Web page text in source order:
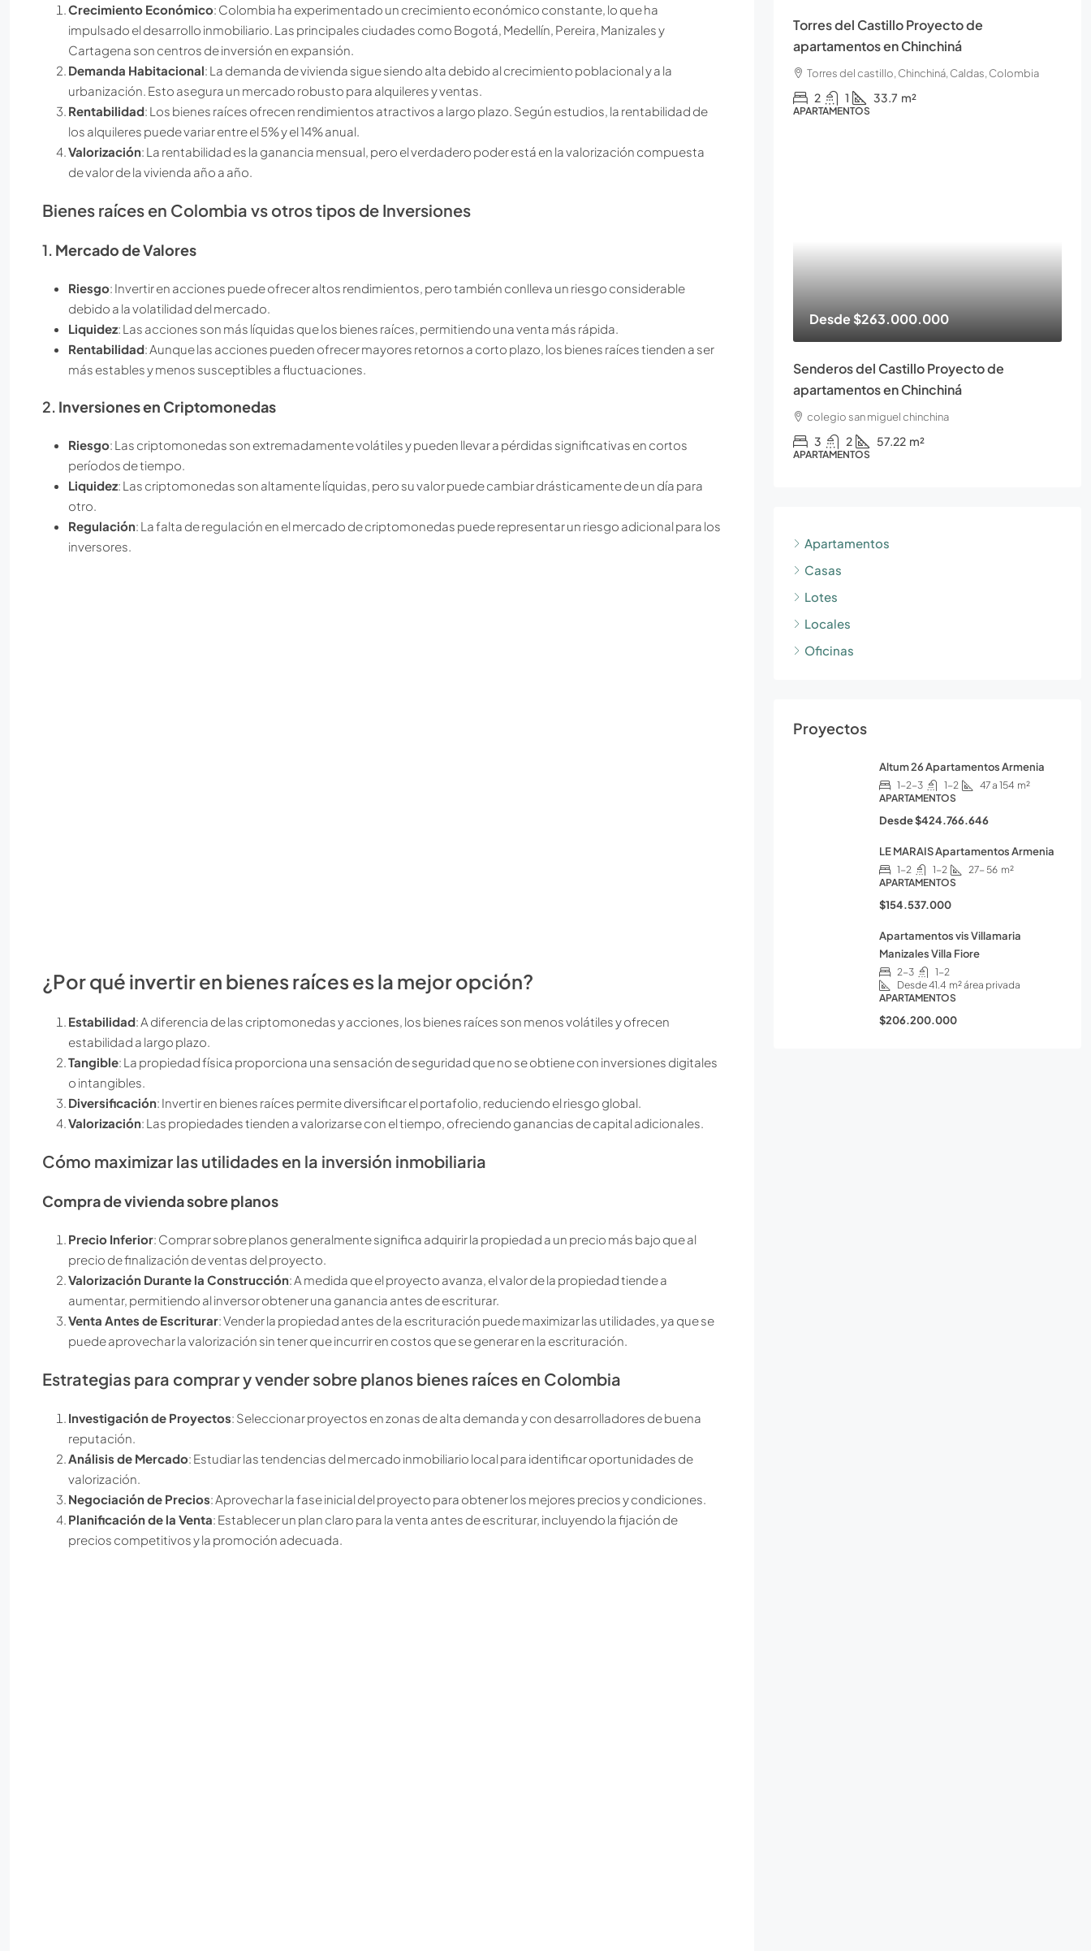
Crecimiento Económico: Colombia ha experimentado un crecimiento económico constante, lo que ha
impulsado el desarrollo inmobiliario. Las principales ciudades como Bogotá, Medellín, Pereira, Manizales y
Cartagena son centros de inversión en expansión.
Demanda Habitacional: La demanda de vivienda sigue siendo alta debido al crecimiento poblacional y a la
urbanización. Esto asegura un mercado robusto para alquileres y ventas.
Rentabilidad: Los bienes raíces ofrecen rendimientos atractivos a largo plazo. Según estudios, la rentabilidad de
los alquileres puede variar entre el 5% y el 14% anual.
Valorización: La rentabilidad es la ganancia mensual, pero el verdadero poder está en la valorización compuesta
de valor de la vivienda año a año.
Bienes raíces en Colombia vs otros tipos de Inversiones
1. Mercado de Valores
Riesgo: Invertir en acciones puede ofrecer altos rendimientos, pero también conlleva un riesgo considerable
debido a la volatilidad del mercado.
Liquidez: Las acciones son más líquidas que los bienes raíces, permitiendo una venta más rápida.
Rentabilidad: Aunque las acciones pueden ofrecer mayores retornos a corto plazo, los bienes raíces tienden a ser
más estables y menos susceptibles a fluctuaciones.
2. Inversiones en Criptomonedas
Riesgo: Las criptomonedas son extremadamente volátiles y pueden llevar a pérdidas significativas en cortos
períodos de tiempo.
Liquidez: Las criptomonedas son altamente líquidas, pero su valor puede cambiar drásticamente de un día para
otro.
Regulación: La falta de regulación en el mercado de criptomonedas puede representar un riesgo adicional para los
inversores.
¿Por qué invertir en bienes raíces es la mejor opción?
Estabilidad: A diferencia de las criptomonedas y acciones, los bienes raíces son menos volátiles y ofrecen
estabilidad a largo plazo.
Tangible: La propiedad física proporciona una sensación de seguridad que no se obtiene con inversiones digitales
o intangibles.
Diversificación: Invertir en bienes raíces permite diversificar el portafolio, reduciendo el riesgo global.
Valorización: Las propiedades tienden a valorizarse con el tiempo, ofreciendo ganancias de capital adicionales.
Cómo maximizar las utilidades en la inversión inmobiliaria
Compra de vivienda sobre planos
Precio Inferior: Comprar sobre planos generalmente significa adquirir la propiedad a un precio más bajo que al
precio de finalización de ventas del proyecto.
Valorización Durante la Construcción: A medida que el proyecto avanza, el valor de la propiedad tiende a
aumentar, permitiendo al inversor obtener una ganancia antes de escriturar.
Venta Antes de Escriturar: Vender la propiedad antes de la escrituración puede maximizar las utilidades, ya que se
puede aprovechar la valorización sin tener que incurrir en costos que se generar en la escrituración.
Estrategias para comprar y vender sobre planos bienes raíces en Colombia
Investigación de Proyectos: Seleccionar proyectos en zonas de alta demanda y con desarrolladores de buena
reputación.
Análisis de Mercado: Estudiar las tendencias del mercado inmobiliario local para identificar oportunidades de
valorización.
Negociación de Precios: Aprovechar la fase inicial del proyecto para obtener los mejores precios y condiciones.
Planificación de la Venta: Establecer un plan claro para la venta antes de escriturar, incluyendo la fijación de
precios competitivos y la promoción adecuada.
Torres del Castillo Proyecto de
apartamentos en Chinchiná
Torres del castillo, Chinchiná, Caldas, Colombia
2 1 33.7 m²
APARTAMENTOS
Desde$263.000.000
Senderos del Castillo Proyecto de
apartamentos en Chinchiná
colegio san miguel chinchina
3 2 57.22 m²
APARTAMENTOS
Apartamentos
Casas
Lotes
Locales
Oficinas
Proyectos
Altum 26 Apartamentos Armenia
1-2-3 1-2 47 a 154 m²
APARTAMENTOS
Desde$424.766.646
LE MARAIS Apartamentos Armenia
1-2 1-2 27- 56 m²
APARTAMENTOS
$154.537.000
Apartamentos vis Villamaria
Manizales Villa Fiore
2-3
1-2
Desde 41.4 m² área privada
APARTAMENTOS
$206.200.000